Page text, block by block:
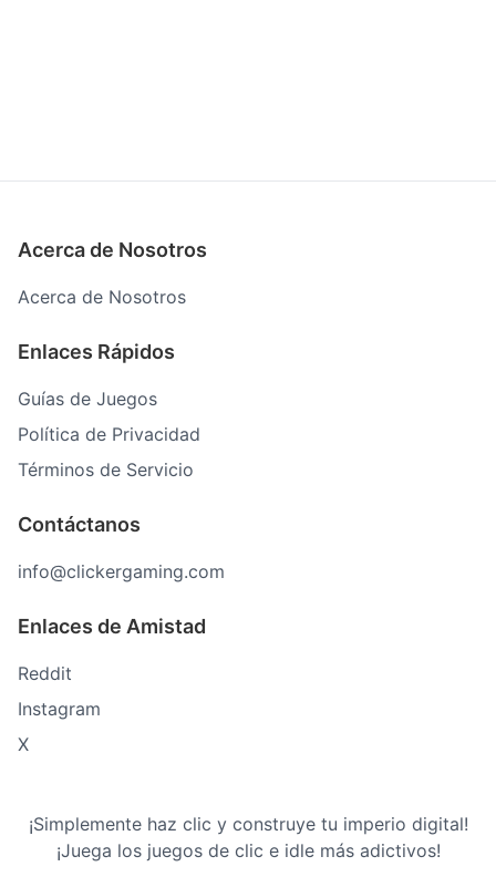
Acerca de Nosotros
Acerca de Nosotros
Enlaces Rápidos
Guías de Juegos
Política de Privacidad
Términos de Servicio
Contáctanos
info@clickergaming.com
Enlaces de Amistad
Reddit
Instagram
X
¡Simplemente haz clic y construye tu imperio digital!
¡Juega los juegos de clic e idle más adictivos!